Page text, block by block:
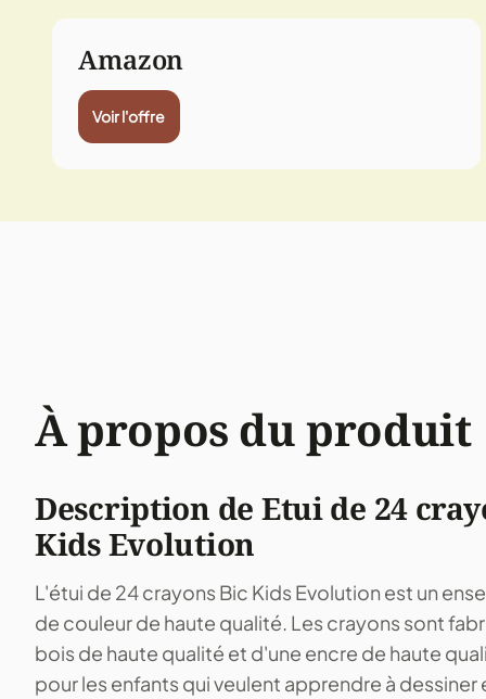
Amazon
Voir l'offre
À propos du produit
Description de Etui de 24
Kids Evolution
L'étui de 24 crayons Bic Kids Evolution est un
de couleur de haute qualité. Les crayons sont
bois de haute qualité et d'une encre de haute
pour les enfants qui veulent apprendre à dessiner